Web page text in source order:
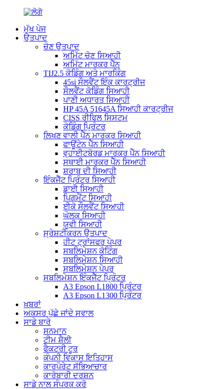
ਮੁੱਖ ਪੇਜ
ਉਤਪਾਦ
ਚੋਣ ਉਤਪਾਦ
ਅਮਿੱਟ ਚੋਣ ਸਿਆਹੀ
ਅਮਿੱਟ ਮਾਰਕਰ ਪੈੱਨ
TIJ2.5 ਕੋਡਿੰਗ ਅਤੇ ਮਾਰਕਿੰਗ
45si ਸੌਲਵੈਂਟ ਇੰਕ ਕਾਰਟ੍ਰੀਜ
ਸੌਲਵੈਂਟ ਕੋਡਿੰਗ ਸਿਆਹੀ
ਪਾਣੀ ਅਧਾਰਤ ਸਿਆਹੀ
HP 45A 51645A ਸਿਆਹੀ ਕਾਰਟ੍ਰੀਜ
CISS ਰੀਫਿਲ ਸਿਸਟਮ
ਕੋਡਿੰਗ ਪ੍ਰਿੰਟਰ
ਲਿਖਣ ਵਾਲੀ ਪੈੱਨ ਮਾਰਕਰ ਸਿਆਹੀ
ਫਾਊਂਟੇਨ ਪੈੱਨ ਸਿਆਹੀ
ਵ੍ਹਾਈਟਬੋਰਡ ਮਾਰਕਰ ਪੈੱਨ ਸਿਆਹੀ
ਸਥਾਈ ਮਾਰਕਰ ਪੈੱਨ ਸਿਆਹੀ
ਸ਼ਰਾਬ ਦੀ ਸਿਆਹੀ
ਇੰਕਜੈੱਟ ਪ੍ਰਿੰਟਰ ਸਿਆਹੀ
ਡਾਈ ਸਿਆਹੀ
ਪਿਗਮੈਂਟ ਸਿਆਹੀ
ਈਕੋ ਸੌਲਵੈਂਟ ਸਿਆਹੀ
ਘੋਲਕ ਸਿਆਹੀ
ਯੂਵੀ ਸਿਆਹੀ
ਸ੍ਰੇਸ਼ਟੀਕਰਨ ਉਤਪਾਦ
ਹੀਟ ਟ੍ਰਾਂਸਫਰ ਪੇਪਰ
ਸਬਲਿਮੇਸ਼ਨ ਕੋਟਿੰਗ
ਸਬਲਿਮੇਸ਼ਨ ਸਿਆਹੀ
ਸਬਲਿਮੇਸ਼ਨ ਪੇਪਰ
ਸਬਲਿਮੇਸ਼ਨ ਇੰਕਜੈੱਟ ਪ੍ਰਿੰਟਰ
A3 Epson L1800 ਪ੍ਰਿੰਟਰ
A3 Epson L1300 ਪ੍ਰਿੰਟਰ
ਖ਼ਬਰਾਂ
ਅਕਸਰ ਪੁੱਛੇ ਜਾਂਦੇ ਸਵਾਲ
ਸਾਡੇ ਬਾਰੇ
ਸਨਮਾਨ
ਟੀਮ ਸ਼ੈਲੀ
ਫੈਕਟਰੀ ਟੂਰ
ਕੰਪਨੀ ਵਿਕਾਸ ਇਤਿਹਾਸ
ਕਾਰਪੋਰੇਟ ਸੱਭਿਆਚਾਰ
ਕਾਰੋਬਾਰੀ ਦਰਸ਼ਨ
ਸਾਡੇ ਨਾਲ ਸੰਪਰਕ ਕਰੋ